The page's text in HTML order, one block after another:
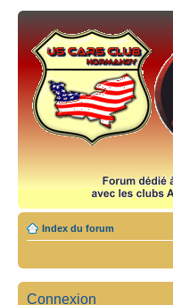
Index du forum
Connexion